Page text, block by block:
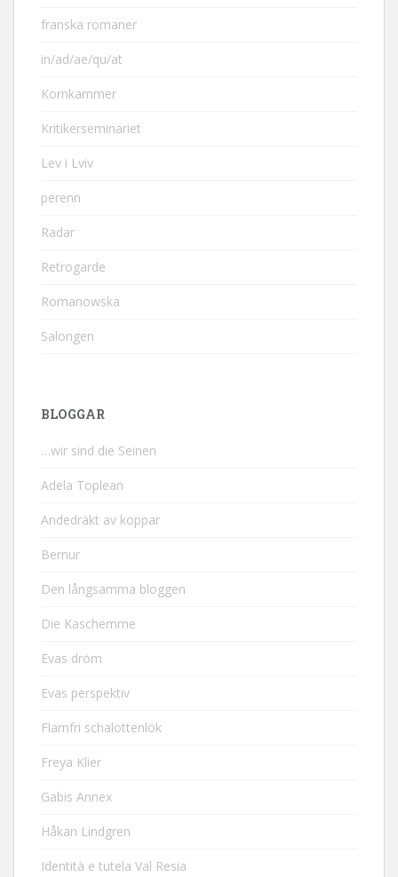
franska romaner
in/ad/ae/qu/at
Kornkammer
Kritikerseminariet
Lev i Lviv
perenn
Radar
Retrogarde
Romanowska
Salongen
BLOGGAR
…wir sind die Seinen
Adela Toplean
Andedräkt av koppar
Bernur
Den långsamma bloggen
Die Kaschemme
Evas dröm
Evas perspektiv
Flarnfri schalottenlök
Freya Klier
Gabis Annex
Håkan Lindgren
Identità e tutela Val Resia